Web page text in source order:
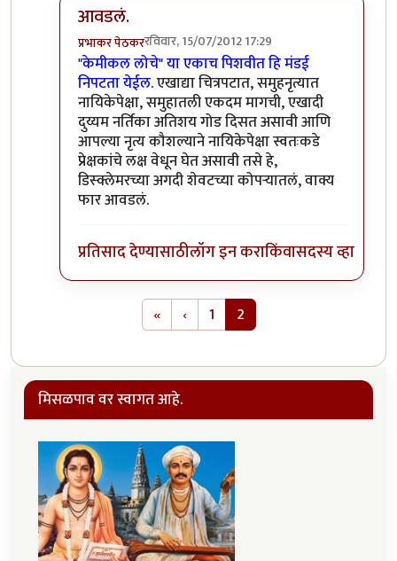
आवडलं.
प्रभाकर पेठकररविवार, 15/07/2012 17:29
In reply toकेमीकल लोचे...byअर्धवटराव
"केमीकल लोचे" या एकाच पिशवीत हि मंडई
निपटता येईल.एखाद्या चित्रपटात, समुहनृत्यात
नायिकेपेक्षा, समुहातली एकदम मागची, एखादी
दुय्यम नर्तिका अतिशय गोड दिसत असावी आणि
आपल्या नृत्य कौशल्याने नायिकेपेक्षा स्वतःकडे
प्रेक्षकांचे लक्ष वेधून घेत असावी तसे हे,
डिस्क्लेमरच्या अगदी शेवटच्या कोपर्‍यातलं, वाक्य
फार आवडलं.
प्रतिसाद देण्यासाठीलॉग इन कराकिंवासदस्य व्हा
«First page
‹Previous page
1 2
मिसळपाव वर स्वागत आहे.